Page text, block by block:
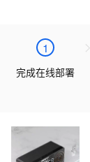
1
完成在线部署